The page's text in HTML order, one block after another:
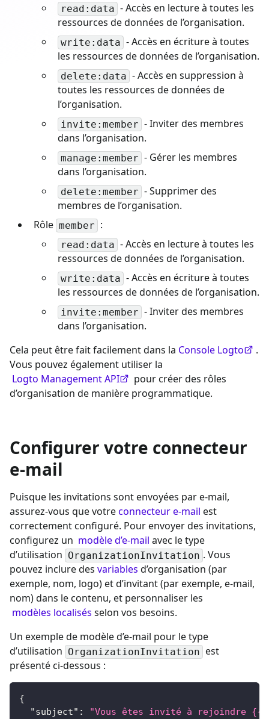
read:data - Accès en lecture à toutes les
ressources de données de l’organisation.
write:data - Accès en écriture à toutes
les ressources de données de l’organisation.
delete:data - Accès en suppression à
toutes les ressources de données de
l’organisation.
invite:member - Inviter des membres
dans l’organisation.
manage:member - Gérer les membres
dans l’organisation.
delete:member - Supprimer des
membres de l’organisation.
Rôle member :
read:data - Accès en lecture à toutes les
ressources de données de l’organisation.
write:data - Accès en écriture à toutes
les ressources de données de l’organisation.
invite:member - Inviter des membres
dans l’organisation.
Cela peut être fait facilement dans la Console Logto
.
Vous pouvez également utiliser la
Logto Management API
pour créer des rôles
d’organisation de manière programmatique.
Configurer votre connecteur
e-mail
Puisque les invitations sont envoyées par e-mail,
assurez-vous que votreconnecteur e-mail est
correctement configuré. Pour envoyer des invitations,
configurez un modèle d’e-mail avec le type
d’utilisation OrganizationInvitation . Vous
pouvez inclure des variables d’organisation (par
exemple, nom, logo) et d’invitant (par exemple, e-mail,
nom) dans le contenu, et personnaliser les
modèles localisés selon vos besoins.
Un exemple de modèle d’e-mail pour le type
d’utilisation OrganizationInvitation est
présenté ci-dessous :
{
"subject" : "Vous êtes invité à rejoindre